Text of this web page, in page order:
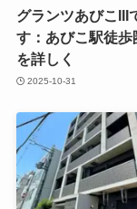
グランツあびこIII
す：あびこ駅徒歩
を詳しく
2025-10-31